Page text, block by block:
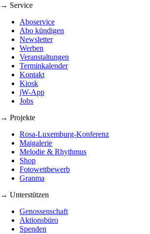
→ Service
Aboservice
Abo kündigen
Newsletter
Werben
Veranstaltungen
Terminkalender
Kontakt
Kiosk
jW-App
Jobs
→ Projekte
Rosa-Luxemburg-Konferenz
Maigalerie
Melodie & Rhythmus
Shop
Fotowettbewerb
Granma
→ Unterstützen
Genossenschaft
Aktionsbüro
Spenden